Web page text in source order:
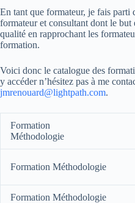
En tant que formateur, je fais parti
formateur et consultant dont le
qualité en rapprochant les
formation.
Voici donc le catalogue des
y accéder n’hésitez pas à me
jmrenouard@lightpath.com.
Formation
Méthodologie
Formation Méthodologie
Formation Méthodologie